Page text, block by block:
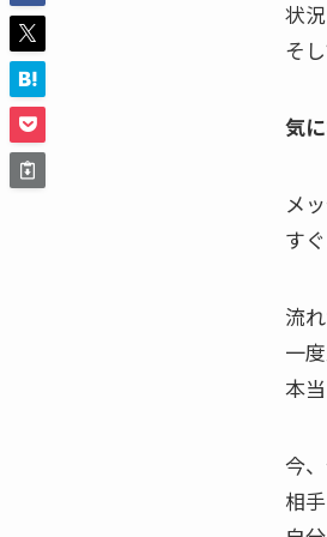
状
そ
気
メ
す
流
一
本
今
相